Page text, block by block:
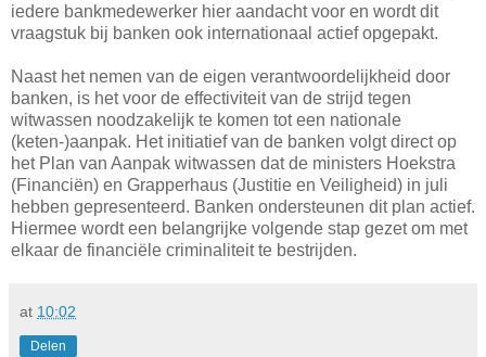
iedere bankmedewerker hier aandacht voor en wordt dit
vraagstuk bij banken ook internationaal actief opgepakt.
Naast het nemen van de eigen verantwoordelijkheid door
banken, is het voor de effectiviteit van de strijd tegen
witwassen noodzakelijk te komen tot een nationale
(keten-)aanpak. Het initiatief van de banken volgt direct op
het Plan van Aanpak witwassen dat de ministers Hoekstra
(Financiën) en Grapperhaus (Justitie en Veiligheid) in juli
hebben gepresenteerd. Banken ondersteunen dit plan actief.
Hiermee wordt een belangrijke volgende stap gezet om met
elkaar de financiële criminaliteit te bestrijden.
at 10:02
Delen